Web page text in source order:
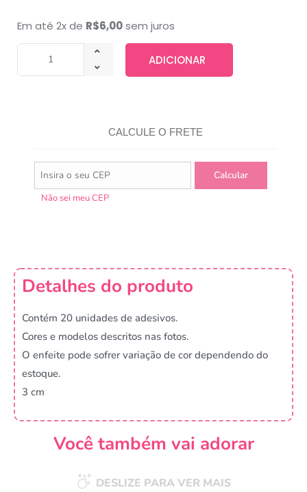
Em até 2x de R$6,00sem juros
ADICIONAR
CALCULE O FRETE
Não sei meu CEP
Detalhes do produto
Contém 20 unidades de adesivos.
Cores e modelos descritos nas fotos.
O enfeite pode sofrer variação de cor dependendo do
estoque.
3 cm
Você também vai adorar
DESLIZE PARA VER MAIS